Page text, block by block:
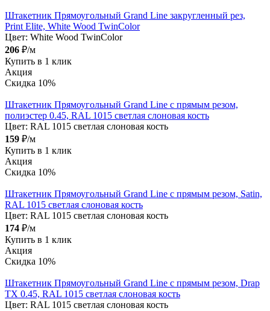
Штакетник Прямоугольный Grand Line закругленный рез,
Print Elite, White Wood TwinColor
Цвет: White Wood TwinColor
206 ₽/м
Купить в 1 клик
Акция
Скидка 10%
Штакетник Прямоугольный Grand Line с прямым резом,
полиэстер 0.45, RAL 1015 светлая слоновая кость
Цвет: RAL 1015 светлая слоновая кость
159 ₽/м
Купить в 1 клик
Акция
Скидка 10%
Штакетник Прямоугольный Grand Line с прямым резом, Satin,
RAL 1015 светлая слоновая кость
Цвет: RAL 1015 светлая слоновая кость
174 ₽/м
Купить в 1 клик
Акция
Скидка 10%
Штакетник Прямоугольный Grand Line с прямым резом, Drap
TX 0.45, RAL 1015 светлая слоновая кость
Цвет: RAL 1015 светлая слоновая кость